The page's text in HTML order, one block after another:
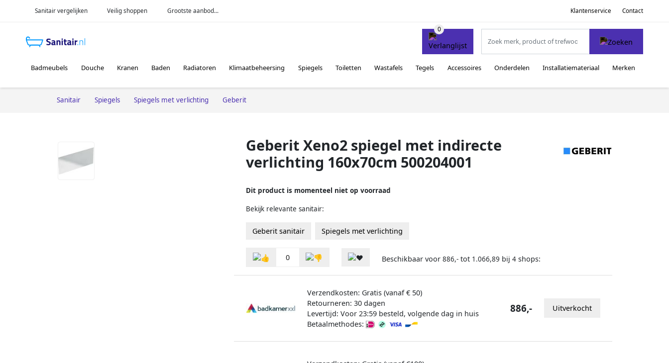
Sanitair vergelijken Veilig shoppen Grootste aanbod... Klantenservice Contact
Badmeubels Douche Kranen Baden Radiatoren Klimaatbeheersing Spiegels Toiletten Wastafels Tegels Accessoires Onderdelen Installatiemateriaal Merken
Sanitair Spiegels Spiegels met verlichting Geberit
Geberit Xeno2 spiegel met indirecte
verlichting 160x70cm 500204001
Dit product is momenteel niet op voorraad
Bekijk relevante sanitair:
Geberit sanitair Spiegels met verlichting
0 Beschikbaar voor 886,- tot 1.066,89 bij 4 shops:
Verzendkosten: Gratis (vanaf € 50)
Retourneren: 30 dagen
Levertijd: Voor 23:59 besteld, volgende dag in huis
Betaalmethodes:
886,- Uitverkocht